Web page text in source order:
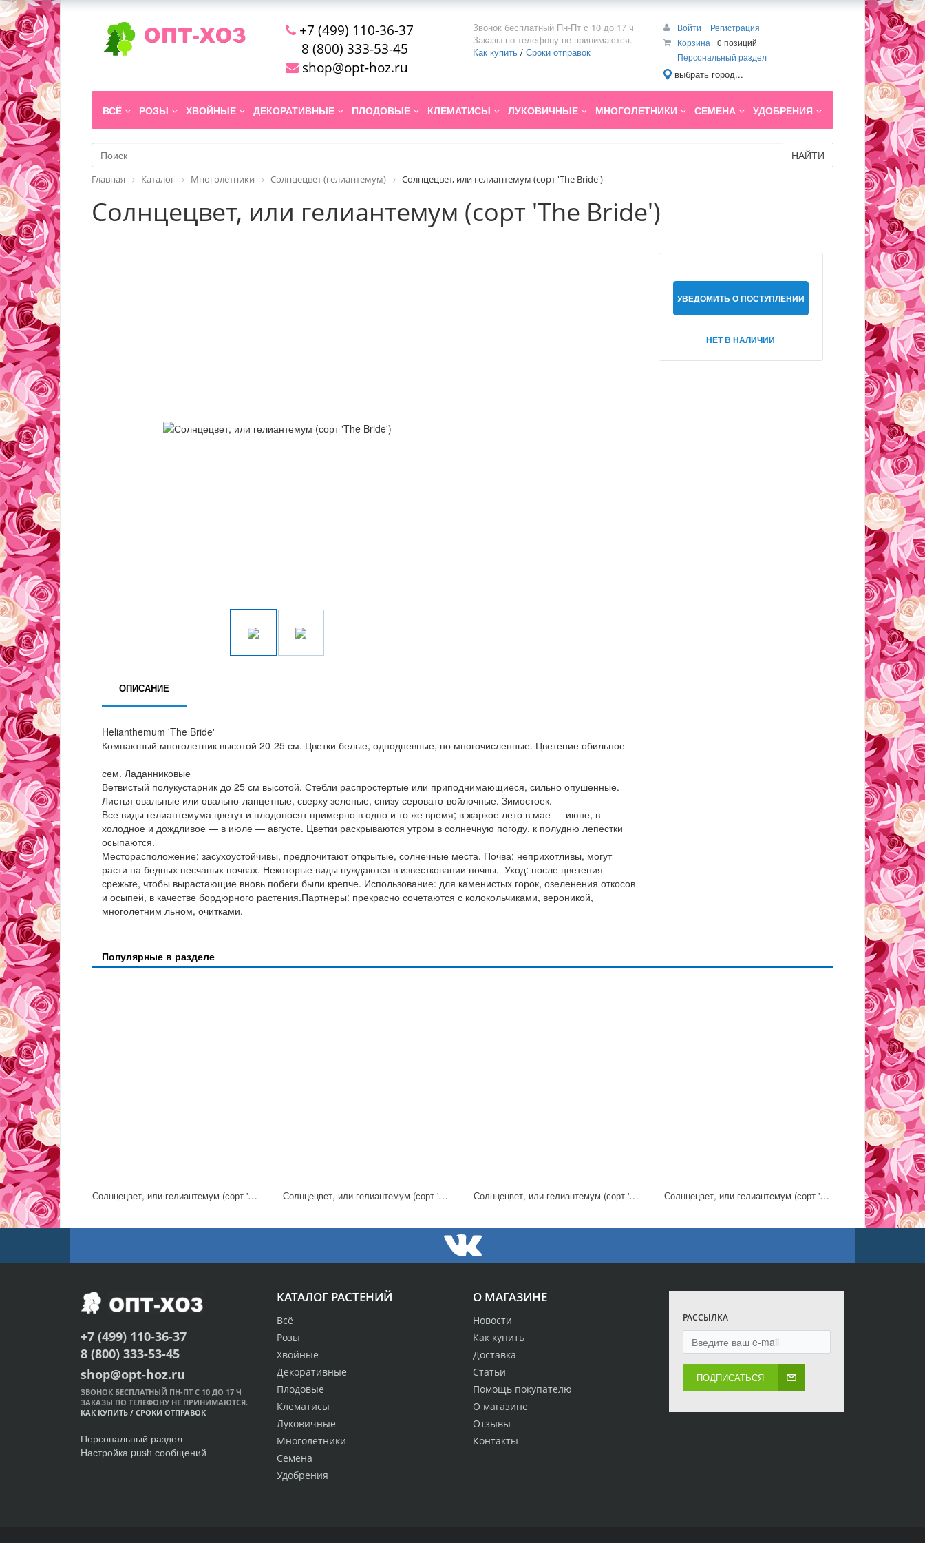
+7 (499) 110-36-37
8 (800) 333-53-45
shop@opt-hoz.ru
Звонок бесплатный Пн-Пт с 10 до 17 ч
Заказы по телефону не принимаются.
Как купить / Сроки отправок
Войти
Регистрация
Корзина
0 позиций
Персональный раздел
выбрать город...
ВСЁ РОЗЫ ХВОЙНЫЕ ДЕКОРАТИВНЫЕ ПЛОДОВЫЕ КЛЕМАТИСЫ ЛУКОВИЧНЫЕ МНОГОЛЕТНИКИ СЕМЕНА УДОБРЕНИЯ
НАЙТИ
Главная Каталог Многолетники Солнцецвет (гелиантемум) Солнцецвет, или гелиантемум (сорт 'The Bride')
Солнцецвет, или гелиантемум (сорт 'The Bride')
УВЕДОМИТЬ О ПОСТУПЛЕНИИ
НЕТ В НАЛИЧИИ
ОПИСАНИЕ
Helianthemum 'The Bride'
Компактный многолетник высотой 20-25 см. Цветки белые, однодневные, но многочисленные. Цветение обильное
сем. Ладанниковые
Ветвистый полукустарник до 25 см высотой. Стебли распростертые или приподнимающиеся, сильно опушенные.
Листья овальные или овально-ланцетные, сверху зеленые, снизу серовато-войлочные. Зимостоек.
Все виды гелиантемума цветут и плодоносят примерно в одно и то же время; в жаркое лето в мае — июне, в
холодное и дождливое — в июле — августе. Цветки раскрываются утром в солнечную погоду, к полудню лепестки
осыпаются.
Месторасположение: засухоустойчивы, предпочитают открытые, солнечные места. Почва: неприхотливы, могут
расти на бедных песчаных почвах. Некоторые виды нуждаются в известковании почвы. Уход: после цветения
срежьте, чтобы вырастающие вновь побеги были крепче. Использование: для каменистых горок, озеленения откосов
и осыпей, в качестве бордюрного растения.Партнеры: прекрасно сочетаются с колокольчиками, вероникой,
многолетним льном, очитками.
Популярные в разделе
Солнцецвет, или гелиантемум (сорт 'Cerise Queen') Солнцецвет, или гелиантемум (сорт 'Sulphureum Plenum') Солнцецвет, или гелиантемум (сорт 'Amabile Plenum') Солнцецвет, или гелиантемум (сорт 'Snow Queen')
О МАГАЗИНЕ
Новости
Как купить
Доставка
Статьи
Помощь покупателю
О магазине
Отзывы
Контакты
КАТАЛОГ РАСТЕНИЙ
Всё
Розы
Хвойные
Декоративные
Плодовые
Клематисы
Луковичные
Многолетники
Семена
Удобрения
РАССЫЛКА
ПОДПИСАТЬСЯ
+7 (499) 110-36-37
8 (800) 333-53-45
shop@opt-hoz.ru
ЗВОНОК БЕСПЛАТНЫЙ ПН-ПТ С 10 ДО 17 Ч
ЗАКАЗЫ ПО ТЕЛЕФОНУ НЕ ПРИНИМАЮТСЯ.
КАК КУПИТЬ / СРОКИ ОТПРАВОК
Персональный раздел
Настройка push сообщений